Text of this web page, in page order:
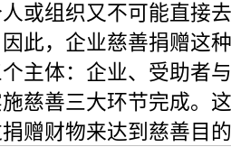
或组织又不可能直接
此，企业慈善捐赠这
主体：企业、受助者
慈善三大环节完成。
赠财物来达到慈善目